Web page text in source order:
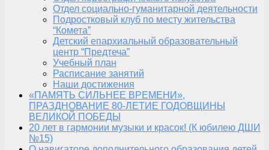
Отдел социально-гуманитарной деятельности
Подростковый клуб по месту жительства
“Комета”
Детский епархиальный образовательный
центр “Предтеча”
Учебный план
Расписание занятий
Наши достижения
«ПАМЯТЬ СИЛЬНЕЕ ВРЕМЕНИ»,
ПРАЗДНОВАНИЕ 80-ЛЕТИЕ ГОДОВЩИНЫ
ВЕЛИКОЙ ПОБЕДЫ
20 лет в гармонии музыки и красок! (К юбилею ДШИ
№15)